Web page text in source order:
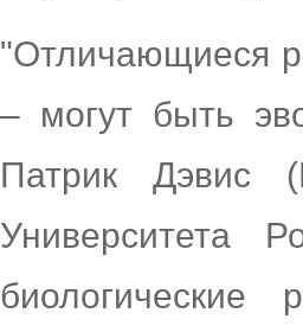
"Отличающиеся
– могут быть
Патрик Дэвис
Университета
биологические